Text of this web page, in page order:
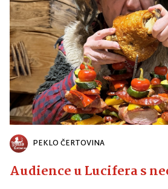
PEKLO ČERTOVINA
Audience u Lucifera s